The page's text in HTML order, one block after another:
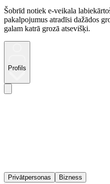
Šobrīd notiek e-veikala
pakalpojumus atradīsi dažādos
galam katrā grozā atsevišķi.
Profils
Privātpersonas Bizness